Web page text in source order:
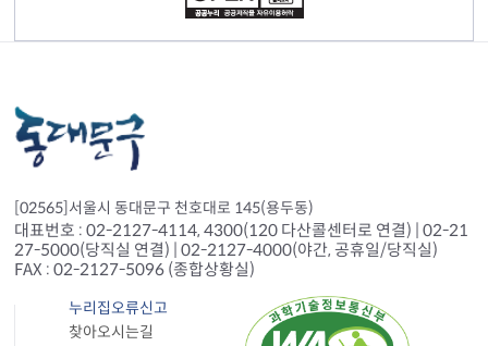
[02565]서울시 동대문구 천호대로 145(용두동)
대표번호 : 02-2127-4114, 4300(120 다산콜센터로 연결) | 02-21
27-5000(당직실 연결) | 02-2127-4000(야간, 공휴일/당직실)
FAX : 02-2127-5096 (종합상황실)
누리집오류신고
찾아오시는길